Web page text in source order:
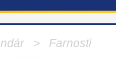
> Farnosti